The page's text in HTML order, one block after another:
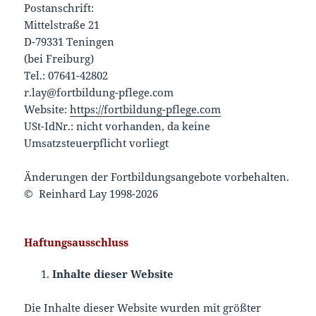
Postanschrift:
Mittelstraße 21
D-79331 Teningen
(bei Freiburg)
Tel.: 07641-42802
r.lay@fortbildung-pflege.com
Website:https://fortbildung-pflege.com
USt-IdNr.: nicht vorhanden, da keine
Umsatzsteuerpflicht vorliegt
Änderungen der Fortbildungsangebote vorbehalten.
© Reinhard Lay 1998-2026
Haftungsausschluss
Inhalte dieser Website
Die Inhalte dieser Website wurden mit größter